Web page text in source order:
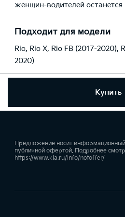
Купить
женщин-водителей
Подходит для модели
Rio, Rio X, Rio FB (2017-2020),
2020)
Предложение носит информационный
публичной офертой. Подробнее
https://www.kia.ru/info/notoffer/